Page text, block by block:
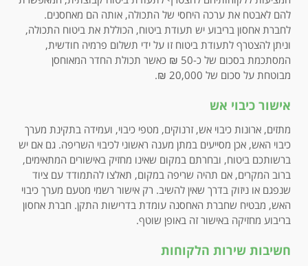
להם לאבטח את ערכה היחסי של התכולה, אותה הם מאחסנים.
לחברת אחסון בריבוע יש תעודת ביטוח, הכוללת את ביטוח התכולה,
וניתן להצטרף לתעודת ביטוח זו על ידי תשלום פרמיה חודשית,
המסתכמת בסכום של כ-50 ₪ כאשר תכולת החדר המאוחסן
מבוטחת על סכום של 20,000 ₪.
אישור כיבוי אש
מתזים, ארונות כיבוי אש, זרנוקים, מטפי כיבוי, ועמידה בתקינת מערך
כיבוי האש, אכן מסייעים במתן מענה ראשוני לכיבוי השריפה. גם אם יש
ברשותכם ביטוח, ובחרתם במקום שאינו מחזיק באישורים המתאימים,
ברוב המקרים, אם תהיה שריפה במקום, תאלצו להתמודד עם ציוד
שנפגם או ניזוק בדרך שאין להשיב. רק אישור רשמי מטעם מערך כיבוי
האש, מבטיח שחברת האחסנה עומדת בדרישות התקן. חברת אחסון
בריבוע מחזיקה באישור זה באופן שוטף.
חשיבות שירות הלקוחות